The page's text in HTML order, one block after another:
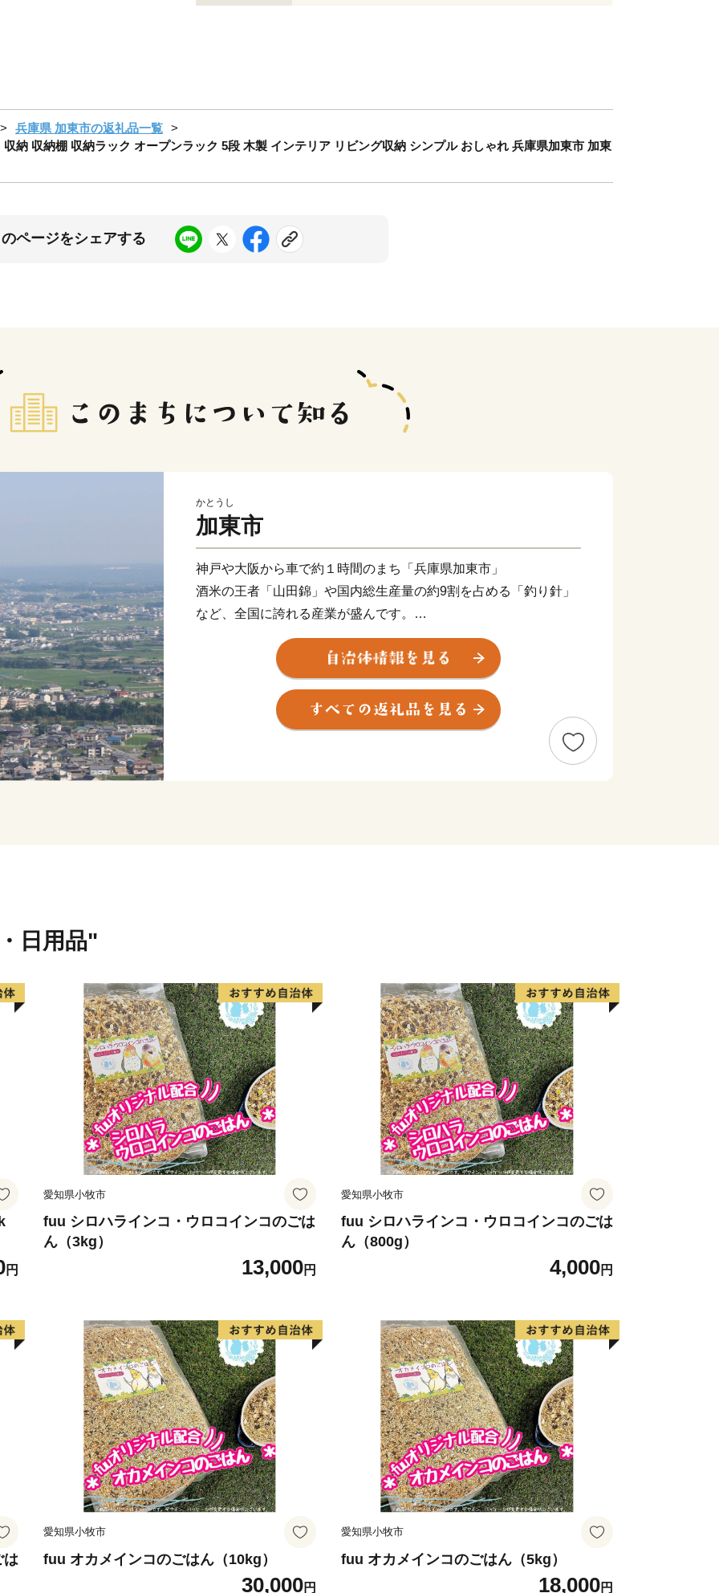
兵庫県 加東市の返礼品一覧
納 収納棚 収納ラック オープンラック 5段 木製 インテリア リビング収納 シンプル おしゃれ 兵庫県加東市 加東
ページをシェアする
かとうし
加東市
神戸や大阪から車で約１時間のまち「兵庫県加東市」
酒米の王者「山田錦」や国内総生産量の約9割を占める「釣り針」
など、全国に誇れる産業が盛んです。
毎月子育て用品をお届けする『かとうすこやか定期便』や年額３万
円を交付する『子育て世帯スマイル交付金』など、加東市だけの嬉
しい子育て支援も充実。
県下最大級の面積をもつ播磨中央公園や、加東アート館など、親子
で楽しめる施設もたくさんあり、子育て世帯が暮らしやすいまちで
日用品"
円
愛知県小牧市
fuu シロハラインコ・ウロコインコのごは
ん（3kg）
13,000円
愛知県小牧市
fuu シロハラインコ・ウロコインコのごは
ん（800g）
4,000円
は
愛知県小牧市
fuu オカメインコのごはん（10kg）
30,000円
愛知県小牧市
fuu オカメインコのごはん（5kg）
18,000円